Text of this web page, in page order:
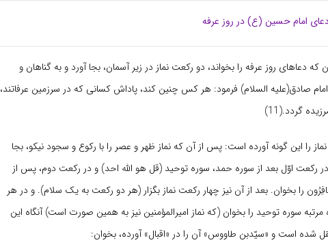
امام حسین (ع) در روز عرفه
که دعاهاى روز عرفه را بخواند، دو رکعت نماز در زیر آسمان، بجا آورد و به گناهان و
صادق(علیه السلام) فرمود: هر کس چنین کند، پاداش کسانى که در سرزمین عرفاتند،
گردد.(11)
را این گونه آورده است: پس از آن که نماز ظهر و عصر را با رکوع و سجود نیکو، بجا
رکعت اوّل بعد از سوره حمد، سوره توحید (قل هو اللّه احد) و در رکعت دوم، پس از
را بخوان. بعد از آن نیز چهار رکعت نماز بگزار (هر دو رکعت به یک سلام). و در هر
سوره توحید را بخوان (که نماز امیرالمؤمنین نیز به همین صورت است) آنگاه این
شده است و «سیّدبن طاووس» آن را در «اقبال» آورده، بخوان: